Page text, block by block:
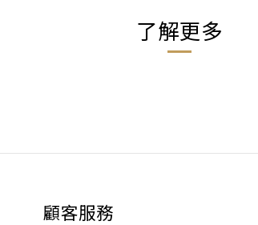
了解更多
顧客服務